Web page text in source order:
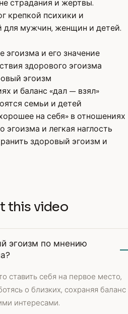
страдания и жертвы.
крепкой психики и
для мужчин, женщин и детей.
эгоизма и его значение
здорового эгоизма
эгоизм
и баланс «дал — взял»
семьи и детей
на себя» в отношениях
эгоизма и легкая наглость
здоровый эгоизм и
this video
эгоизм по мнению
ставить себя на первое место,
о близких, сохраняя баланс
интересами.